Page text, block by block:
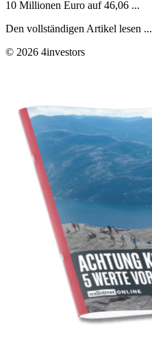
10 Millionen Euro auf 46,06 ...
Den vollständigen Artikel lesen ...
© 2026 4investors